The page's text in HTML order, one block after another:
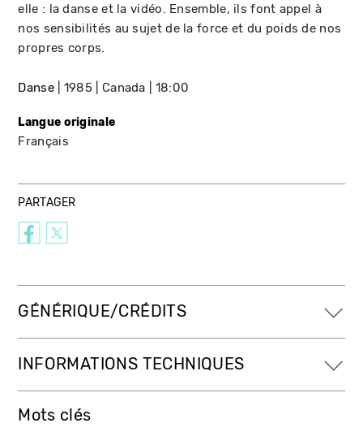
elle : la danse et la vidéo. Ensemble, ils font appel à
nos sensibilités au sujet de la force et du poids de nos
propres corps.
Danse 1985 Canada 18:00
Langue originale
Français
PARTAGER
GÉNÉRIQUE/CRÉDITS
INFORMATIONS TECHNIQUES
Mots clés